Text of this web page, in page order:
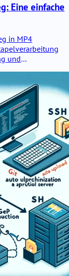
Eine einfache
in MP4
und